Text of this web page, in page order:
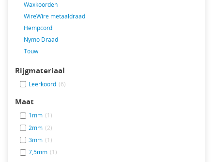
Waxkoorden
WireWire metaaldraad
Hempcord
Nymo Draad
Touw
Rijgmateriaal
Leerkoord (6)
Maat
1mm (1)
2mm (2)
3mm (1)
7,5mm (1)